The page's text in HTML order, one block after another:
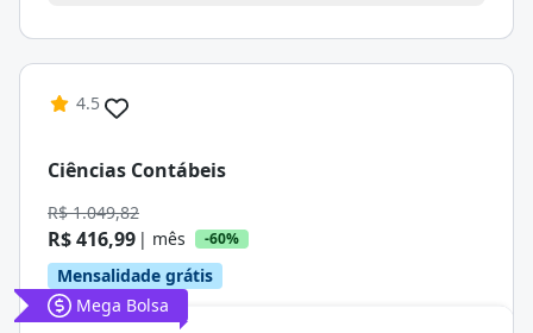
4.5
Ciências Contábeis
R$ 1.049,82
R$ 416,99 | mês -60%
Mensalidade grátis
Mega Bolsa